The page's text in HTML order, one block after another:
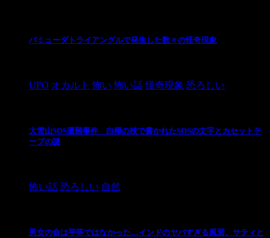
バミューダトライアングルで発生した数々の怪奇現象
UFO オカルト 怖い 怖い話 怪奇現象 恐ろしい
大雪山SOS遭難事件 白樺の枝で書かれたSOSの文字とカセットテ
ープの謎
怖い話 恐ろしい 自然
男女の命は平等ではなかった…インドのヤバすぎる風習、サティと